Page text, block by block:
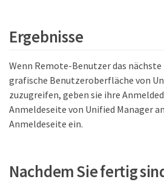
Ergebnisse
Wenn Remote-Benutzer das nächste
grafische Benutzeroberfläche von
zuzugreifen, geben sie ihre
Anmeldeseite von Unified Manager
Anmeldeseite ein.
Nachdem Sie fertig